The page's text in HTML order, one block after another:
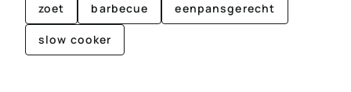
zoet barbecue eenpansgerecht
slow cooker